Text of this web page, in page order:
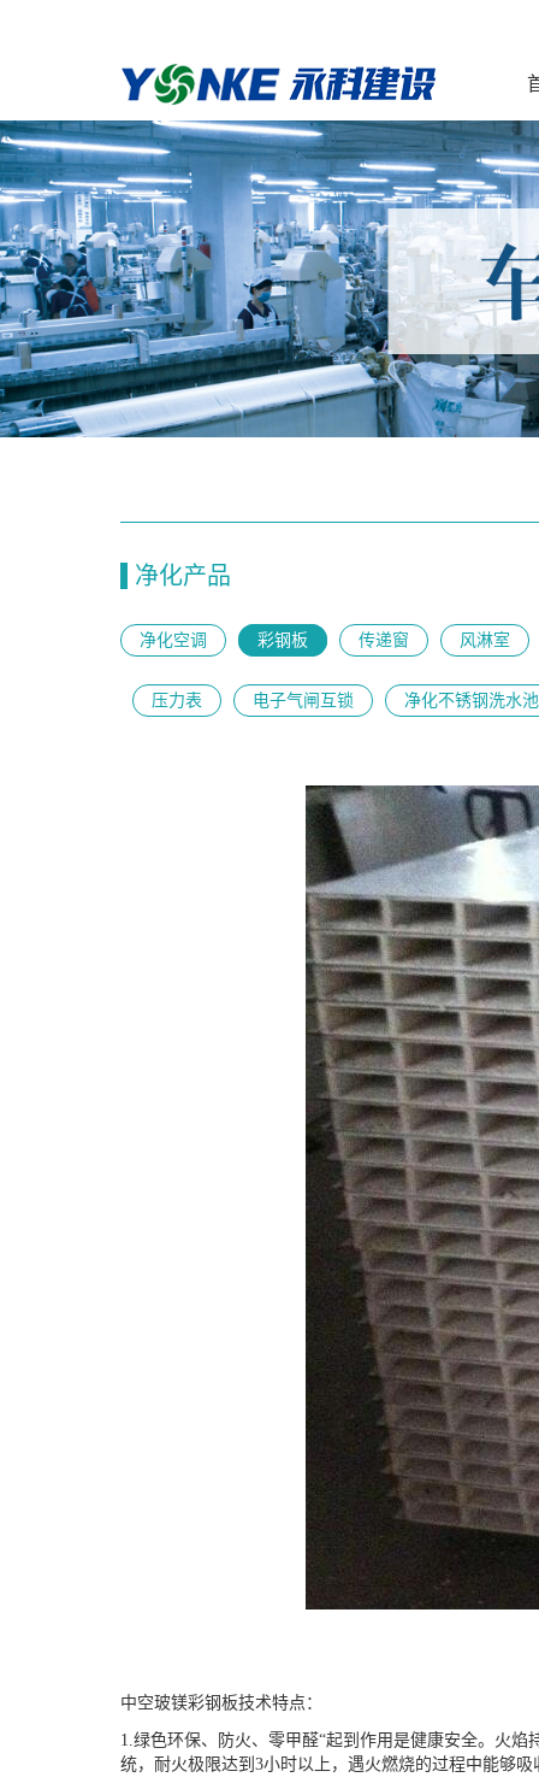
净化产品
净化空调 彩钢板 传递窗 风淋室
压力表 电子气闸互锁 净化不锈钢洗水池
中空玻镁彩钢板技术特点：
1. 绿色环保、防火、零甲醛“起到作用是健康安全。 火焰
统，耐火极限达到3小时以上，遇火燃烧的过程中能够